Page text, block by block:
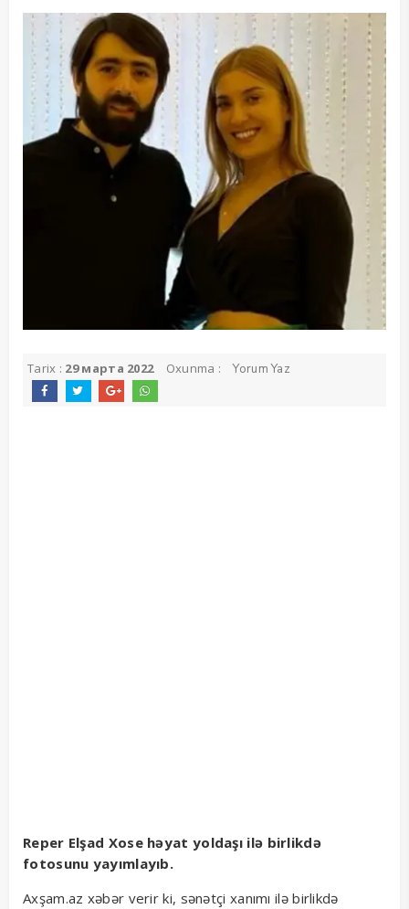
Tarix : 29 марта 2022 Oxunma : Yorum Yaz
Reper Elşad Xose həyat yoldaşı ilə birlikdə
fotosunu yayımlayıb.
Axşam.az xəbər verir ki, sənətçi xanımı ilə birlikdə